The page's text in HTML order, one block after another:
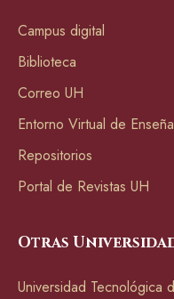
Campus digital
Biblioteca
Correo UH
Entorno Virtual de
Repositorios
Portal de Revistas UH
Otras
Universidad Tecnológica